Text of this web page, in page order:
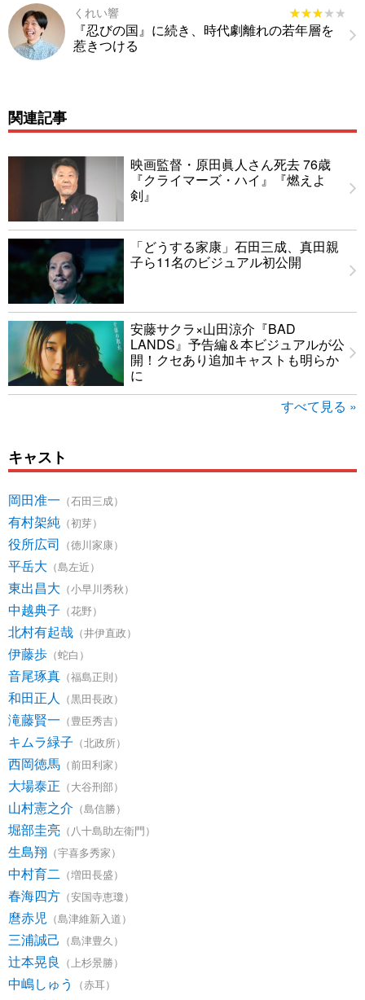
くれい響 ★★★★★
★★★★★
『忍びの国』に続き、時代劇離れの若年層を
惹きつける
関連記事
映画監督・原田眞人さん死去 76歳
『クライマーズ・ハイ』『燃えよ
剣』
「どうする家康」石田三成、真田親
子ら11名のビジュアル初公開
安藤サクラ×山田涼介『BAD
LANDS』予告編＆本ビジュアルが公
開！クセあり追加キャストも明らか
に
すべて見る »
キャスト
岡田准一 （石田三成）
有村架純 （初芽）
役所広司 （徳川家康）
平岳大 （島左近）
東出昌大 （小早川秀秋）
中越典子 （花野）
北村有起哉 （井伊直政）
伊藤歩 （蛇白）
音尾琢真 （福島正則）
和田正人 （黒田長政）
滝藤賢一 （豊臣秀吉）
キムラ緑子 （北政所）
西岡徳馬 （前田利家）
大場泰正 （大谷刑部）
山村憲之介 （島信勝）
堀部圭亮 （八十島助左衛門）
生島翔 （宇喜多秀家）
中村育二 （増田長盛）
春海四方 （安国寺恵瓊）
麿赤児 （島津維新入道）
三浦誠己 （島津豊久）
辻本晃良 （上杉景勝）
中嶋しゅう （赤耳）